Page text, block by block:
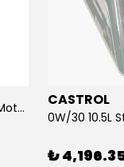
0W/20 6.2L Motor Yağı | FMY (Ford Motor Yağları) CASTROL
₺